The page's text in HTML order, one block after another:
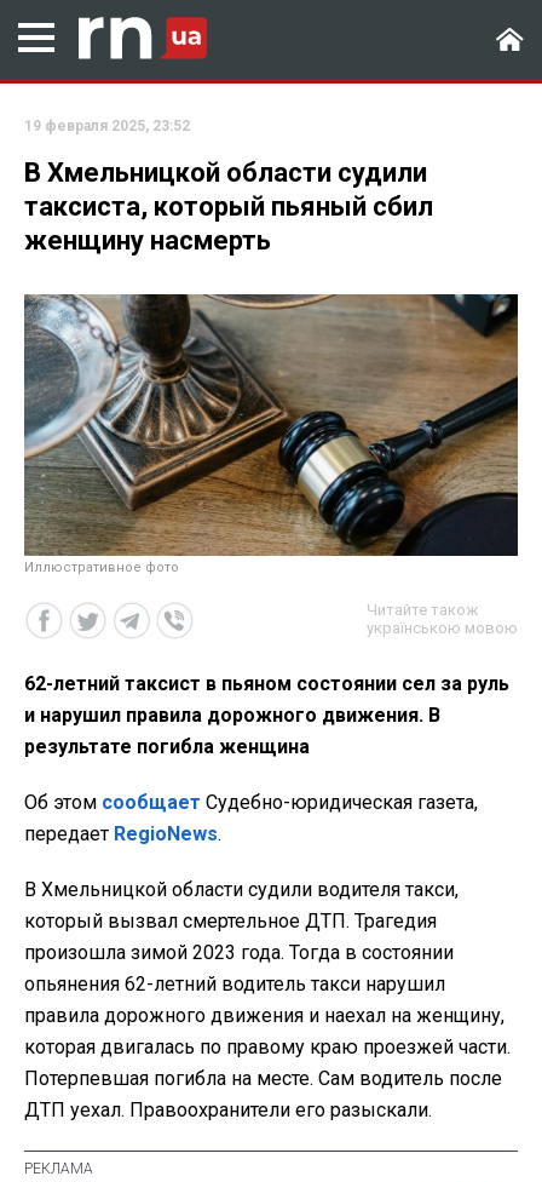
19 февраля 2025, 23:52
В Хмельницкой области судили
таксиста, который пьяный сбил
женщину насмерть
Иллюстративное фото
Читайте також
українською мовою
62-летний таксист в пьяном состоянии сел за руль
и нарушил правила дорожного движения. В
результате погибла женщина
Об этом сообщает Судебно-юридическая газета,
передает RegioNews.
В Хмельницкой области судили водителя такси,
который вызвал смертельное ДТП. Трагедия
произошла зимой 2023 года. Тогда в состоянии
опьянения 62-летний водитель такси нарушил
правила дорожного движения и наехал на женщину,
которая двигалась по правому краю проезжей части.
Потерпевшая погибла на месте. Сам водитель после
ДТП уехал. Правоохранители его разыскали.